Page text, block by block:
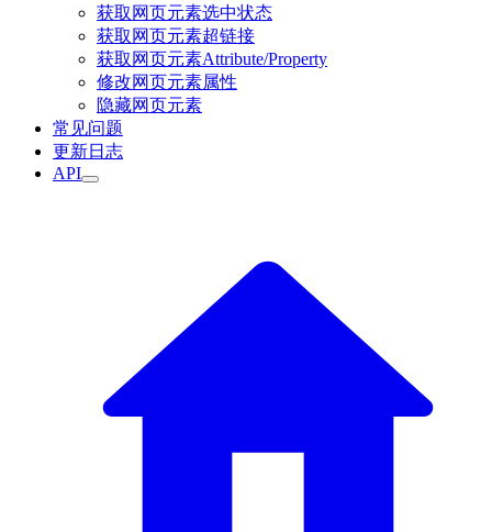
获取网页元素选中状态
获取网页元素超链接
获取网页元素Attribute/Property
修改网页元素属性
隐藏网页元素
常见问题
更新日志
API